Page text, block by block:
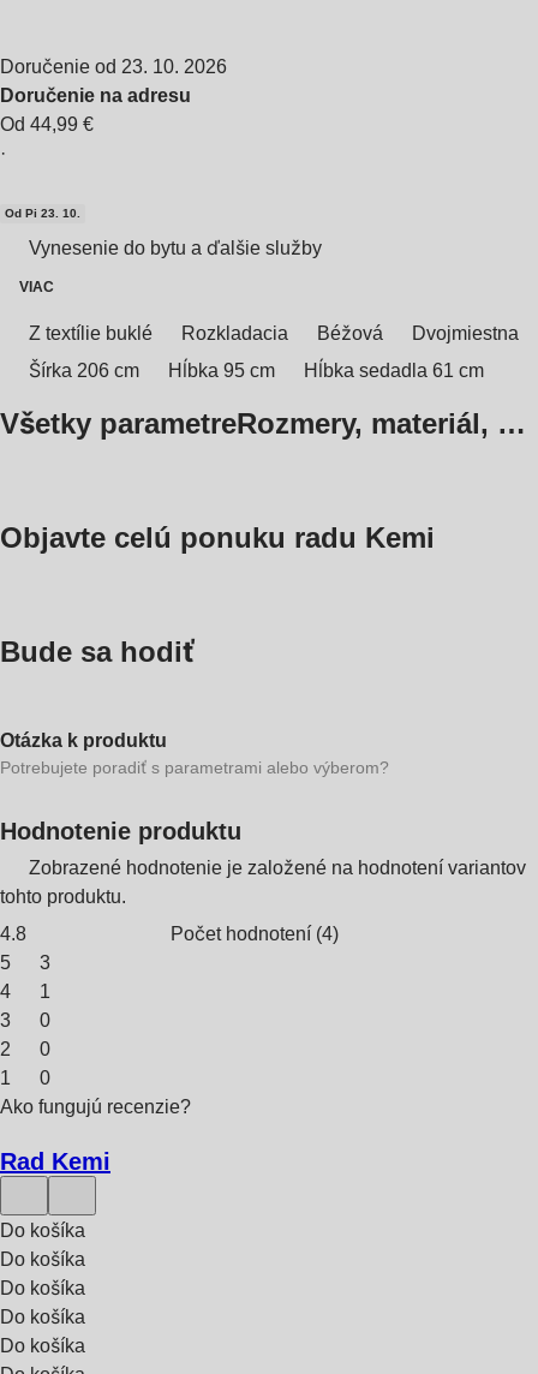
Doručenie od 23. 10. 2026
Doručenie na adresu
Od 44,99 €
·
Od Pi 23. 10.
Vynesenie do bytu a ďalšie služby
VIAC
Z textílie buklé Rozkladacia Béžová
Dvojmiestna
Šírka 206 cm
Hĺbka 95 cm Hĺbka sedadla 61 cm
Všetky parametreRozmery, materiál, …
Objavte celú ponuku radu Kemi
Bude sa hodiť
Otázka k produktu
Potrebujete poradiť s parametrami alebo výberom?
Hodnotenie produktu
Zobrazené hodnotenie je založené na hodnotení variantov
tohto produktu.
4.8
Počet hodnotení (4)
5
3
4
1
3
0
2
0
1
0
Ako fungujú recenzie?
Rad Kemi
Do košíka
Do košíka
Do košíka
Do košíka
Do košíka